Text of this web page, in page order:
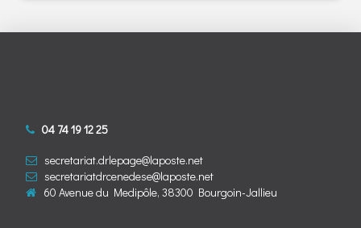
04 74 19 12 25
secretariat.drlepage@laposte.net
secretariatdrcenedese@laposte.net
60 Avenue du Medipôle, 38300 Bourgoin-Jallieu